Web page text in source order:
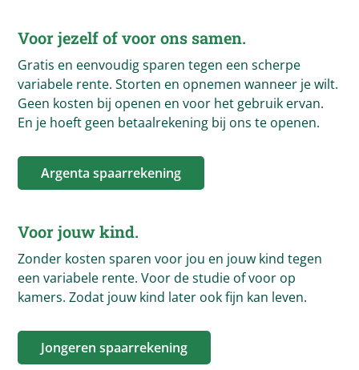
Voor jezelf of voor ons samen.
Gratis en eenvoudig sparen tegen een scherpe
variabele rente. Storten en opnemen wanneer je wilt.
Geen kosten bij openen en voor het gebruik ervan.
En je hoeft geen betaalrekening bij ons te openen.
Argenta spaarrekening
Voor jouw kind.
Zonder kosten sparen voor jou en jouw kind tegen
een variabele rente. Voor de studie of voor op
kamers. Zodat jouw kind later ook fijn kan leven.
Jongeren spaarrekening